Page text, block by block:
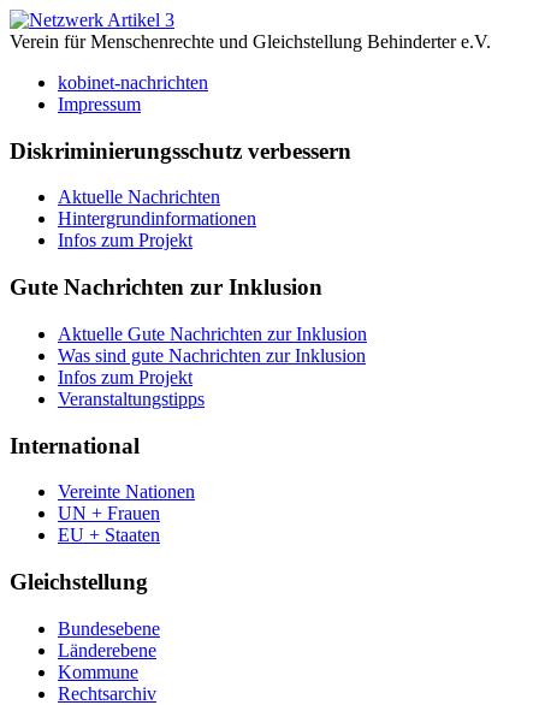
Verein für Menschenrechte und Gleichstellung Behinderter e.V.
kobinet-nachrichten
Impressum
Diskriminierungsschutz verbessern
Aktuelle Nachrichten
Hintergrundinformationen
Infos zum Projekt
Gute Nachrichten zur Inklusion
Aktuelle Gute Nachrichten zur Inklusion
Was sind gute Nachrichten zur Inklusion
Infos zum Projekt
Veranstaltungstipps
International
Vereinte Nationen
UN + Frauen
EU + Staaten
Gleichstellung
Bundesebene
Länderebene
Kommune
Rechtsarchiv